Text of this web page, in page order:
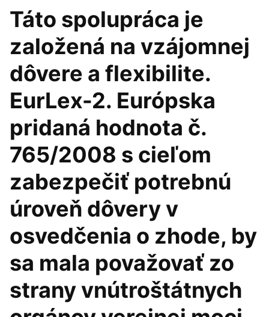
Táto spolupráca je
založená na vzájomnej
dôvere a flexibilite.
EurLex-2. Európska
pridaná hodnota č.
765/2008 s cieľom
zabezpečiť potrebnú
úroveň dôvery v
osvedčenia o zhode, by
sa mala považovať zo
strany vnútroštátnych